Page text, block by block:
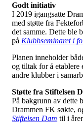
Godt initiativ
I 2019 igangsatte
med støtte fra
det samme. Dette ble
på Klubbseminaret i
Planen inneholder
og tiltak for å etablere
andre klubber i
Støtte fra Stiftelsen
På bakgrunn av dette
Drammen FK søkte,
Stiftelsen Dam til i